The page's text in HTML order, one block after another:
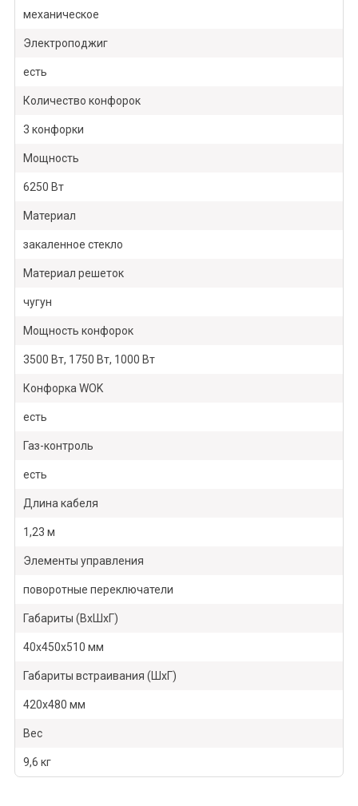
механическое
Электроподжиг
есть
Количество конфорок
3 конфорки
Мощность
6250 Вт
Материал
закаленное стекло
Материал решеток
чугун
Мощность конфорок
3500 Вт, 1750 Вт, 1000 Вт
Конфорка WOK
есть
Газ-контроль
есть
Длина кабеля
1,23 м
Элементы управления
поворотные переключатели
Габариты (ВхШхГ)
40х450х510 мм
Габариты встраивания (ШхГ)
420х480 мм
Вес
9,6 кг